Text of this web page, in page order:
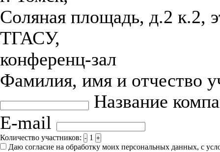
Соляная площадь, д.2 к.2,
ТГАСУ,
конференц-зал
Фамилия, имя и отчество
Название
E-mail
Количество участников: - 1 +
Даю согласие на обработку моих персональных данных, с